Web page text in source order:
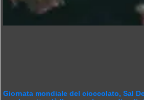
Giornata mondiale del cioccolato, Sal